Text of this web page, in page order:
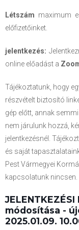
Létszám maximum
előfizetőinket.
jelentkezés:
online előadást a
Tájékoztatunk, hogy
részvételt biztosító
gép előtt, annak
nem járulunk hozzá,
jelentkezésnél.
és saját
Pest Vármegyei
kapcsolatunk nincsen.
módosítása -
2025.01.09.